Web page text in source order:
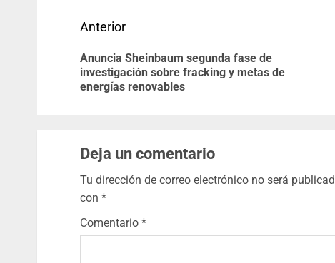
Anterior
Anuncia Sheinbaum segunda fase de
investigación sobre fracking y metas de
energías renovables
Deja un comentario
Tu dirección de correo electrónico no será
con *
Comentario *